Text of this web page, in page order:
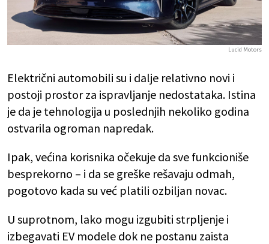
Lucid Motors
Električni automobili su i dalje relativno novi i
postoji prostor za ispravljanje nedostataka. Istina
je da je tehnologija u poslednjih nekoliko godina
ostvarila ogroman napredak.
Ipak, većina korisnika očekuje da sve funkcioniše
besprekorno – i da se greške rešavaju odmah,
pogotovo kada su već platili ozbiljan novac.
U suprotnom, lako mogu izgubiti strpljenje i
izbegavati EV modele dok ne postanu zaista